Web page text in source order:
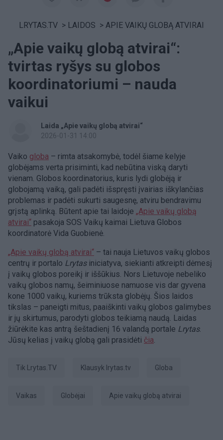
LRYTAS.TV > LAIDOS > APIE VAIKŲ GLOBĄ ATVIRAI
„Apie vaikų globą atvirai“:
tvirtas ryšys su globos
koordinatoriumi – nauda
vaikui
Laida „Apie vaikų globą atvirai“
2026-01-31 14:00
Vaiko globa – rimta atsakomybė, todėl šiame kelyje
globėjams verta prisiminti, kad nebūtina viską daryti
vienam. Globos koordinatorius, kuris lydi globėją ir
globojamą vaiką, gali padėti išspręsti įvairias iškylančias
problemas ir padėti sukurti saugesnę, atviru bendravimu
grįstą aplinką. Būtent apie tai laidoje „Apie vaikų globą
atvirai“ pasakoja SOS Vaikų kaimai Lietuva Globos
koordinatorė Vida Guobienė.
„Apie vaikų globą atvirai“ – tai nauja Lietuvos vaikų globos
centrų ir portalo Lrytasiniciatyva, siekianti atkreipti dėmesį
į vaikų globos poreikį ir iššūkius. Nors Lietuvoje nebeliko
vaikų globos namų, šeiminiuose namuose vis dar gyvena
kone 1000 vaikų, kuriems trūksta globėjų. Šios laidos
tikslas – paneigti mitus, paaiškinti vaikų globos galimybes
ir jų skirtumus, parodyti globos teikiamą naudą. Laidas
žiūrėkite kas antrą šeštadienį 16 valandą portale Lrytas.
Jūsų kelias į vaikų globą gali prasidėti čia.
tik Lrytas.TV Klausyk lrytas.tv globa
Vaikas globėjai Apie vaikų globą atvirai